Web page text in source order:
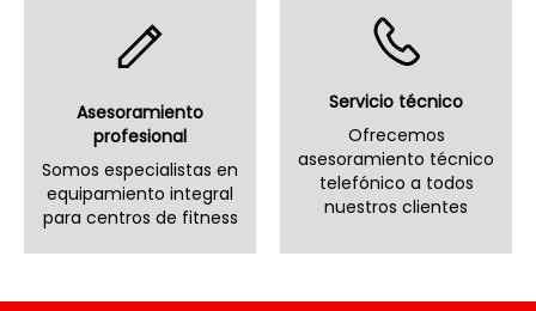
Asesoramiento
profesional
Somos especialistas en
equipamiento integral
para centros de fitness
Servicio técnico
Ofrecemos
asesoramiento técnico
telefónico a todos
nuestros clientes